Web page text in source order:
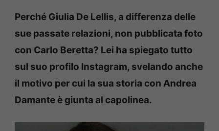
Perché Giulia De Lellis, a differenza delle
sue passate relazioni, non pubblicata foto
con Carlo Beretta? Lei ha spiegato tutto
sul suo profilo Instagram, svelando anche
il motivo per cui la sua storia con Andrea
Damante è giunta al capolinea.